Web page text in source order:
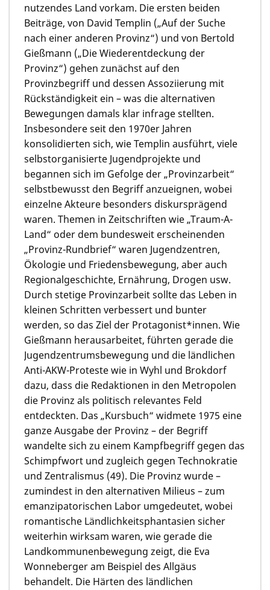
nutzendes Land vorkam. Die ersten beiden
Beiträge, von David Templin („Auf der Suche
nach einer anderen Provinz“) und von Bertold
Gießmann („Die Wiederentdeckung der
Provinz“) gehen zunächst auf den
Provinzbegriff und dessen Assoziierung mit
Rückständigkeit ein – was die alternativen
Bewegungen damals klar infrage stellten.
Insbesondere seit den 1970er Jahren
konsolidierten sich, wie Templin ausführt, viele
selbstorganisierte Jugendprojekte und
begannen sich im Gefolge der „Provinzarbeit“
selbstbewusst den Begriff anzueignen, wobei
einzelne Akteure besonders diskursprägend
waren. Themen in Zeitschriften wie „Traum-A-
Land“ oder dem bundesweit erscheinenden
„Provinz-Rundbrief“ waren Jugendzentren,
Ökologie und Friedensbewegung, aber auch
Regionalgeschichte, Ernährung, Drogen usw.
Durch stetige Provinzarbeit sollte das Leben in
kleinen Schritten verbessert und bunter
werden, so das Ziel der Protagonist*innen. Wie
Gießmann herausarbeitet, führten gerade die
Jugendzentrumsbewegung und die ländlichen
Anti-AKW-Proteste wie in Wyhl und Brokdorf
dazu, dass die Redaktionen in den Metropolen
die Provinz als politisch relevantes Feld
entdeckten. Das „Kursbuch“ widmete 1975 eine
ganze Ausgabe der Provinz – der Begriff
wandelte sich zu einem Kampfbegriff gegen das
Schimpfwort und zugleich gegen Technokratie
und Zentralismus (49). Die Provinz wurde –
zumindest in den alternativen Milieus – zum
emanzipatorischen Labor umgedeutet, wobei
romantische Ländlichkeitsphantasien sicher
weiterhin wirksam waren, wie gerade die
Landkommunenbewegung zeigt, die Eva
Wonnebergeram Beispiel des Allgäus
behandelt. Die Härten des ländlichen